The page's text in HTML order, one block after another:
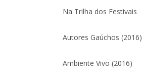
Na Trilha dos Festivais
Autores Gaúchos (2016)
Ambiente Vivo (2016)